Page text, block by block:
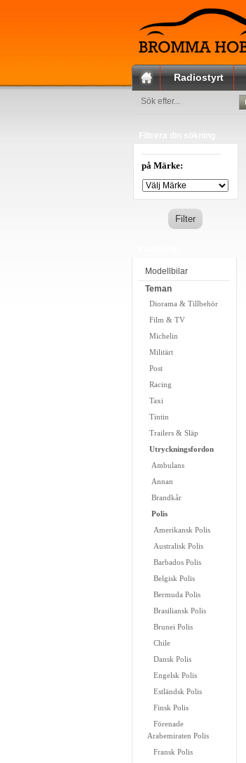
Radiostyrt
på Märke:
Modellbilar
Teman
Diorama & Tillbehör
Film & TV
Michelin
Militärt
Post
Racing
Taxi
Tintin
Trailers & Släp
Utryckningsfordon
Ambulans
Annan
Brandkår
Polis
Amerikansk Polis
Australisk Polis
Barbados Polis
Belgisk Polis
Bermuda Polis
Brasiliansk Polis
Brunei Polis
Chile
Dansk Polis
Engelsk Polis
Estländsk Polis
Finsk Polis
Förenade
Arabemiraten Polis
Fransk Polis